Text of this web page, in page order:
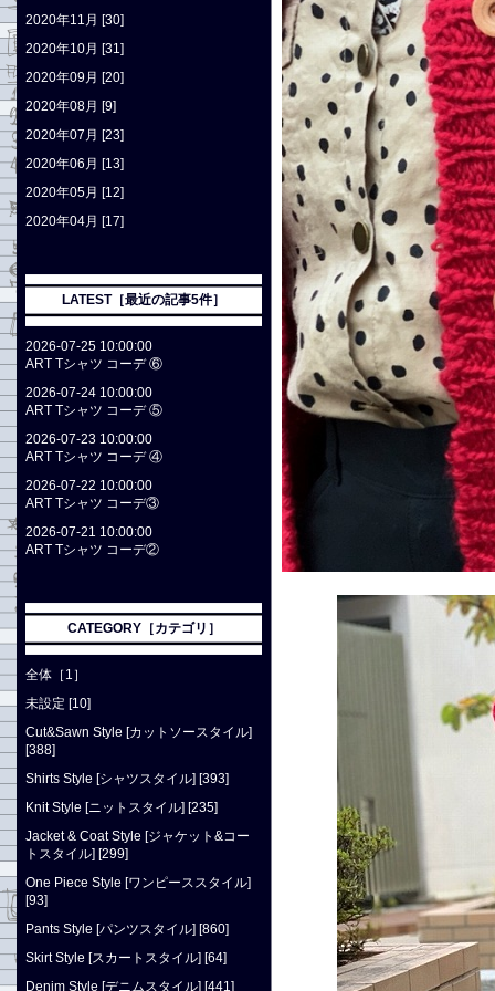
2020年11月 [30]
2020年10月 [31]
2020年09月 [20]
2020年08月 [9]
2020年07月 [23]
2020年06月 [13]
2020年05月 [12]
2020年04月 [17]
LATEST［最近の記事5件］
2026-07-25 10:00:00
ART Tシャツ コーデ ⑥
2026-07-24 10:00:00
ART Tシャツ コーデ ⑤
2026-07-23 10:00:00
ART Tシャツ コーデ ④
2026-07-22 10:00:00
ART Tシャツ コーデ③
2026-07-21 10:00:00
ART Tシャツ コーデ②
CATEGORY［カテゴリ］
全体［1］
未設定 [10]
Cut&Sawn Style [カットソースタイル]
[388]
Shirts Style [シャツスタイル] [393]
Knit Style [ニットスタイル] [235]
Jacket & Coat Style [ジャケット&コー
トスタイル] [299]
One Piece Style [ワンピーススタイル]
[93]
Pants Style [パンツスタイル] [860]
Skirt Style [スカートスタイル] [64]
Denim Style [デニムスタイル] [441]